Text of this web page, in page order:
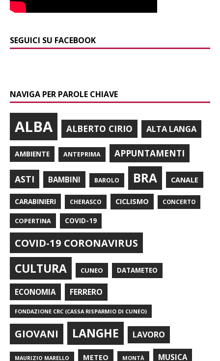
SEGUICI SU FACEBOOK
NAVIGA PER PAROLE CHIAVE
ALBA ALBERTO CIRIO ALTA LANGA
AMBIENTE ANTEPRIMA APPUNTAMENTI
ASTI BAMBINI BAROLO BRA CANALE
CARABINIERI CHERASCO CICLISMO CONCERTO
COPERTINA COVID-19
COVID-19 CORONAVIRUS
CULTURA CUNEO DATAMETEO
ECONOMIA FERRERO
FONDAZIONE CRC (CASSA RISPARMIO DI CUNEO)
GIOVANI LANGHE LAVORO
MAURIZIO MARELLO METEO MONTÀ MUSICA